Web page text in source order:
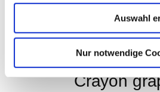
Auswahl
Nur notwendige
d'article
225,00TVA non
EUR267,75TVA
Crayon